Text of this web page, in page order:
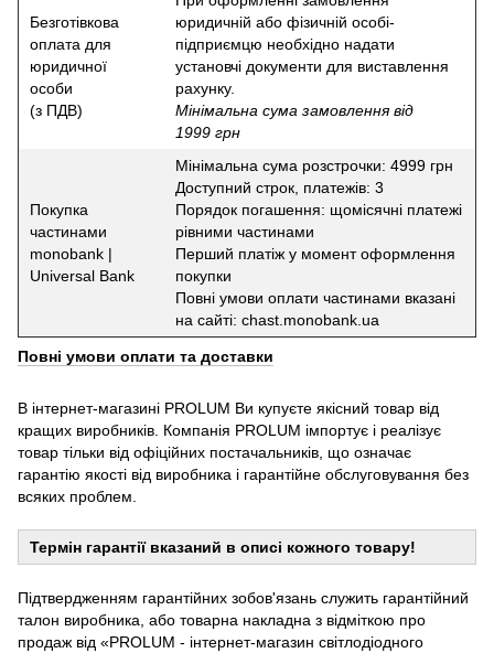
Безготівкова
оплата для
юридичної
особи
(з ПДВ)
юридичній або фізичній особі-
підприємцю необхідно надати
установчі документи для виставлення
рахунку.
Мінімальна сума замовлення від
1999 грн
Покупка
частинами
monobank |
Universal Bank
Мінімальна сума розстрочки: 4999 грн
Доступний строк, платежів: 3
Порядок погашення: щомісячні платежі
рівними частинами
Перший платіж у момент оформлення
покупки
Повні умови оплати частинами вказані
на сайті: chast.monobank.ua
Повні умови оплати та доставки
В інтернет-магазині PROLUM Ви купуєте якісний товар від
кращих виробників. Компанія PROLUM імпортує і реалізує
товар тільки від офіційних постачальників, що означає
гарантію якості від виробника і гарантійне обслуговування без
всяких проблем.
Термін гарантії вказаний в описі кожного товару!
Підтвердженням гарантійних зобов'язань служить гарантійний
талон виробника, або товарна накладна з відміткою про
продаж від «PROLUM - інтернет-магазин світлодіодного